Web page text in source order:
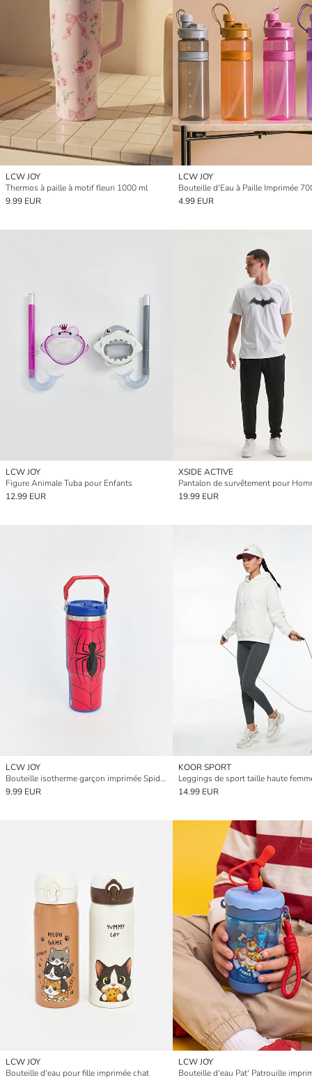
LCW JOY
Thermos à paille à motif fleuri 1000 ml
9.99 EUR
LCW JOY
Bouteille d'Eau à Paille Imprimée
4.99 EUR
LCW JOY
Figure Animale Tuba pour Enfants
12.99 EUR
XSIDE ACTIVE
19.99 EUR
LCW JOY
Bouteille isotherme garçon imprimée Spider-Man
9.99 EUR
KOOR SPORT
Leggings de sport taille haute
14.99 EUR
LCW JOY
Bouteille d'eau pour fille imprimée chat
LCW JOY